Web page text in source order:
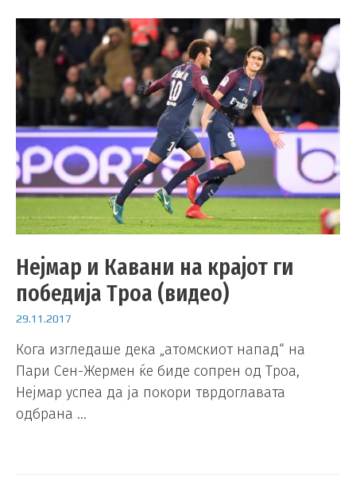
Нејмар и Кавани на крајот ги
победија Троа (видео)
29.11.2017
Кога изгледаше дека „атомскиот напад“ на
Пари Сен-Жермен ќе биде сопрен од Троа,
Нејмар успеа да ја покори тврдоглавата
одбрана …